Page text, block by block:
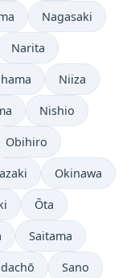
Nagasaki
Narita
Niiza
Nishio
Obihiro
Okinawa
Ōta
Saitama
Sano